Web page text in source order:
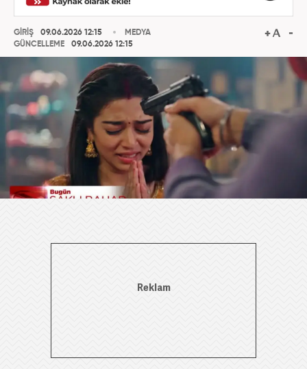
GİRİŞ
09.06.2026 12:15
GÜNCELLEME
09.06.2026 12:15
MEDYA